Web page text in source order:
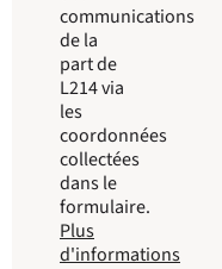
communications
de la
part de
L214 via
les
coordonnées
collectées
dans le
formulaire.
Plus
d'informations